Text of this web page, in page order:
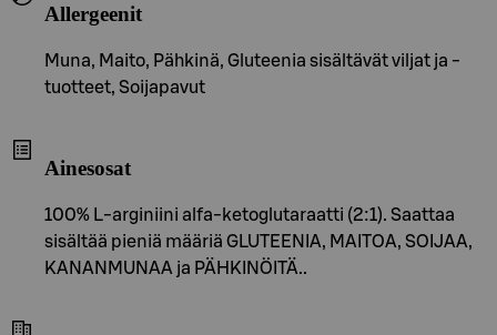
Allergeenit
Muna, Maito, Pähkinä, Gluteenia sisältävät viljat ja -
tuotteet, Soijapavut
Ainesosat
100% L-arginiini alfa-ketoglutaraatti (2:1). Saattaa
sisältää pieniä määriä GLUTEENIA, MAITOA, SOIJAA,
KANANMUNAA ja PÄHKINÖITÄ..